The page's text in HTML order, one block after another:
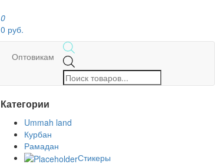
0
0 руб.
Оптовикам
товаров
Категории
Ummah land
Курбан
Рамадан
Стикеры